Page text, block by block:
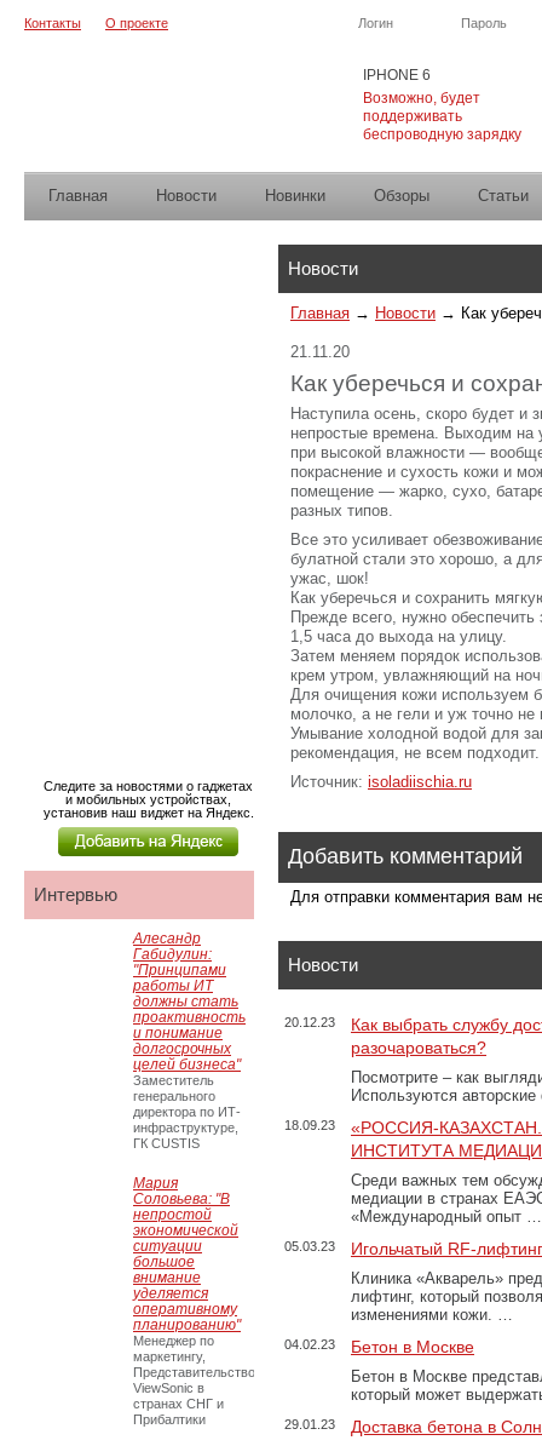
IPHONE 6
Возможно, будет
поддерживать
беспроводную зарядку
Логин Пароль
Контакты О проекте
Главная Новости Новинки Обзоры Cтатьи
Новости
Главная → Новости → Как
21.11.20
Как уберечься и
Наступила осень, скоро будет
непростые времена. Выходим
при высокой влажности —
покраснение и сухость кожи и
помещение — жарко, сухо,
разных типов.
Все это усиливает
булатной стали это хорошо, а
ужас, шок!
Как уберечься и сохранить
Прежде всего, нужно
1,5 часа до выхода на улицу.
Затем меняем порядок
крем утром, увлажняющий на
Для очищения кожи используем
молочко, а не гели и уж точно
Умывание холодной водой для
рекомендация, не всем подходит.
Источник: isoladiischia.ru
Добавить комментарий
Для отправки комментария вам
Новости
20.12.23
Как выбрать службу
разочароваться?
Посмотрите – как
Используются
18.09.23
«РОССИЯ-
ИНСТИТУТА
Среди важных тем
медиации в странах
«Международный опыт …
05.03.23 Игольчатый RF-
Клиника «Акварель»
лифтинг, который
изменениями кожи. …
04.02.23 Бетон в Москве
Бетон в Москве
который может
29.01.23 Доставка бетона в
Следите за новостями о гаджетах
и мобильных устройствах,
установив наш виджет на Яндекс.
Интервью
Алесандр
Габидулин:
"Принципами
работы ИТ
должны стать
проактивность
и понимание
долгосрочных
целей бизнеса"
Заместитель
генерального
директора по ИТ-
инфраструктуре,
ГК CUSTIS
Мария
Соловьева: "В
непростой
экономической
ситуации
большое
внимание
уделяется
оперативному
планированию"
Менеджер по
маркетингу,
Представительство
ViewSonic в
странах СНГ и
Прибалтики